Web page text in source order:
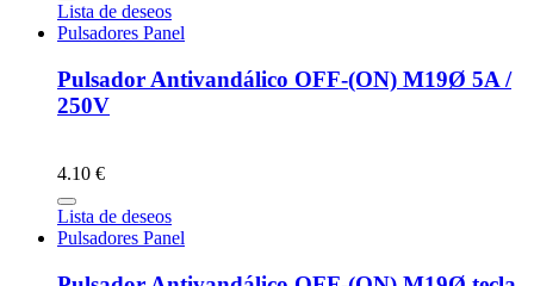
Lista de deseos
Pulsadores Panel
Pulsador Antivandálico OFF-(ON) M19Ø 5A /
250V
4.10 €
Lista de deseos
Pulsadores Panel